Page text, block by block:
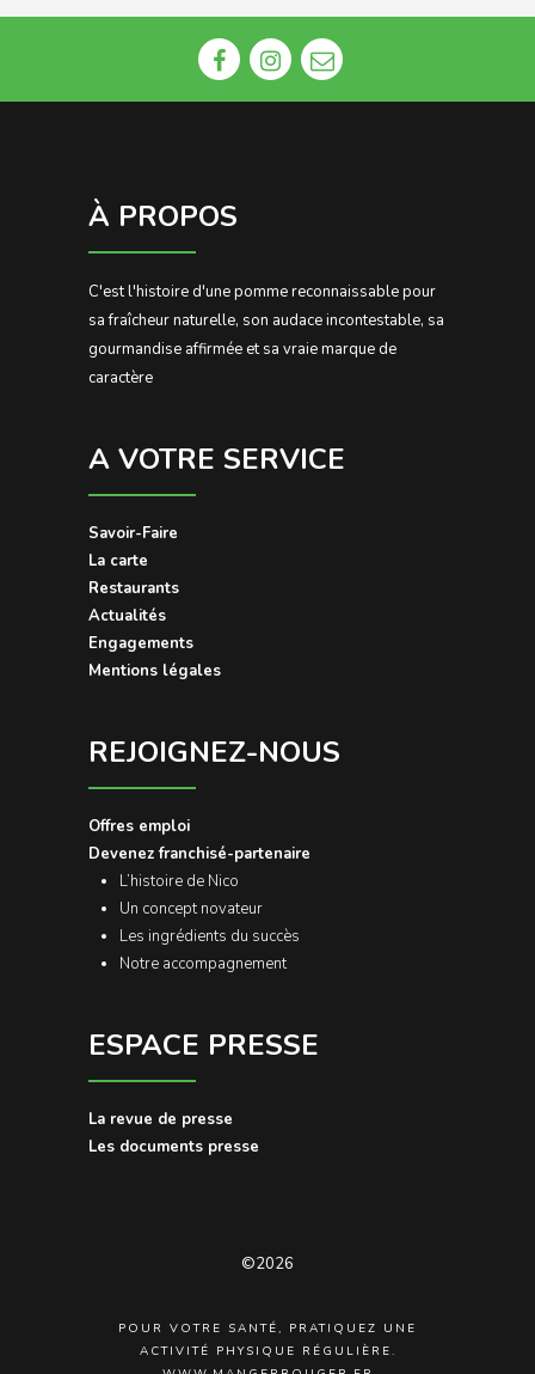
À PROPOS
C'est l'histoire d'une pomme reconnaissable pour
sa fraîcheur naturelle, son audace incontestable, sa
gourmandise affirmée et sa vraie marque de
caractère
A VOTRE SERVICE
Savoir-Faire
La carte
Restaurants
Actualités
Engagements
Mentions légales
REJOIGNEZ-NOUS
Offres emploi
Devenez franchisé-partenaire
L’histoire de Nico
Un concept novateur
Les ingrédients du succès
Notre accompagnement
ESPACE PRESSE
La revue de presse
Les documents presse
©2026
POUR VOTRE SANTÉ, PRATIQUEZ UNE
ACTIVITÉ PHYSIQUE RÉGULIÈRE.